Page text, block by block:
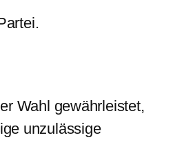
Wahl gewährleistet,
unzulässige